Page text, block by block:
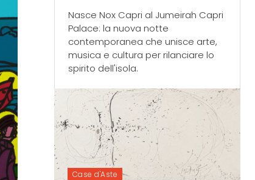
Nasce Nox Capri al Jumeirah Capri
Palace: la nuova notte
contemporanea che unisce arte,
musica e cultura per rilanciare lo
spirito dell'isola.
Case d'Aste